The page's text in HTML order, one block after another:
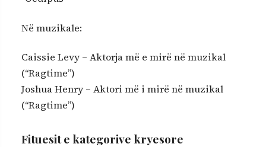
Në muzikale:
Caissie Levy – Aktorja më e mirë në muzikal
(“Ragtime”)
Joshua Henry – Aktori më i mirë në muzikal
(“Ragtime”)
Fituesit e kategorive kryesore